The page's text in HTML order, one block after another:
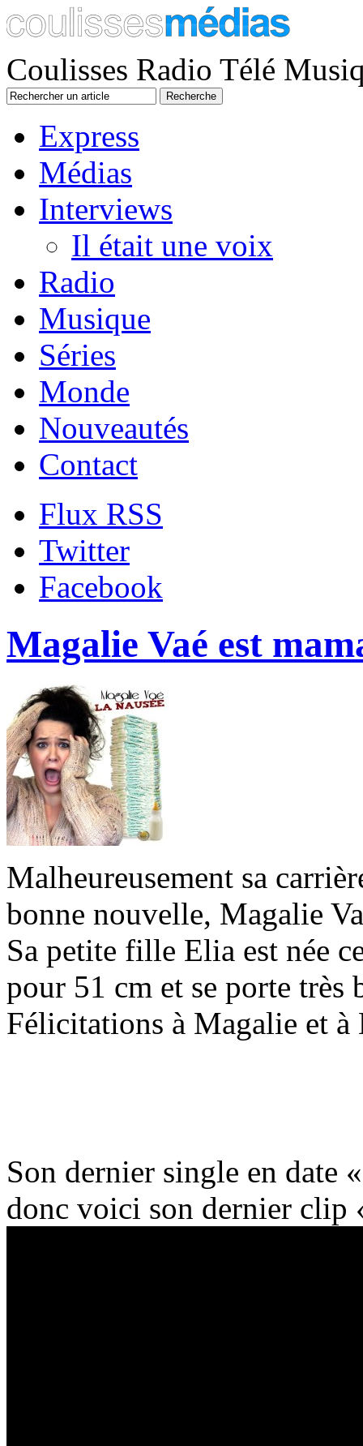
Coulisses Radio Télé
Express
Médias
Interviews
Il était une voix
Radio
Musique
Séries
Monde
Nouveautés
Contact
Flux RSS
Twitter
Facebook
Magalie Vaé est
Malheureusement sa
bonne nouvelle, Magalie
Sa petite fille Elia est née
pour 51 cm et se porte très
Félicitations à Magalie et à
Son dernier single en date
donc voici son dernier clip